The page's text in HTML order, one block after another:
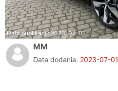
Data publikacji:2023-07-01
MM
Data dodania: 2023-07-01